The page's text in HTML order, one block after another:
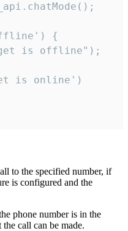
{
is offline");
is online')
to the specified number, if
is configured and the
phone number is in the
call can be made.